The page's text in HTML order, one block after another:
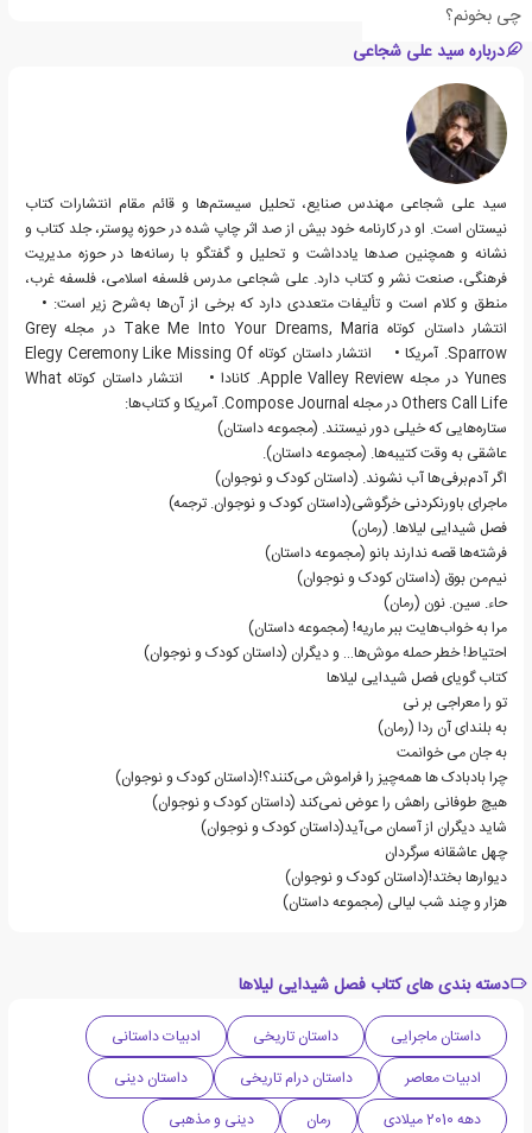
چی بخونم؟
درباره سید علی شجاعی
سید علی شجاعی مهندس صنایع، تحلیل سیستم‌ها و قائم مقام انتشارات کتاب
نیستان است. او در کارنامه‌ خود بیش از صد اثر چاپ شده در حوزه پوستر، جلد کتاب و
نشانه و همچنین صدها یادداشت و تحلیل و گفتگو با رسانه‌ها در حوزه مدیریت
فرهنگی،‌ صنعت نشر و کتاب دارد. علی شجاعی مدرس فلسفه اسلامی، فلسفه غرب،
منطق و کلام است و تألیفات متعددی دارد که برخی از آن‌ها به‌شرح زیر است: •
انتشار داستان کوتاه Take Me Into Your Dreams, Maria در مجله Grey
Sparrow. آمریکا • انتشار داستان کوتاه Elegy Ceremony Like Missing Of
Yunes در مجله Apple Valley Review. کانادا • انتشار داستان کوتاه What
Others Call Life در مجله Compose Journal. آمریکا و کتاب‌ها:
ستاره‌هایی که خیلی دور نیستند. (مجموعه داستان)
عاشقی به وقت کتیبه‌ها. (مجموعه داستان).
اگر آدم‌برفی‌ها آب نشوند. (داستان کودک و نوجوان)
ماجرای باورنکردنی خرگوشی(داستان کودک و نوجوان. ترجمه)
فصل شیدایی لیلاها. (رمان)
فرشته‌ها قصه ندارند بانو (مجموعه داستان)
نیم‌من بوق (داستان کودک و نوجوان)
حاء. سین. نون (رمان)
مرا به خواب‌هایت ببر ماریه! (مجموعه داستان)
احتیاط!‌ خطر حمله موش‌ها… و دیگران (داستان کودک و نوجوان)
کتاب گویای فصل شیدایی لیلاها
تو را معراجی بر نی
به بلندای آن ردا (رمان)
به جان می خوانمت
چرا بادبادک ها همه‌چیز را فراموش می‌کنند؟!(داستان کودک و نوجوان)
هیچ طوفانی راهش را عوض نمی‌کند (داستان کودک و نوجوان)
شاید دیگران از آسمان می‌آید(داستان کودک و نوجوان)
چهل عاشقانه سرگردان
دیوارها بختد!(داستان کودک و نوجوان)
هزار و چند شب لیالی (مجموعه داستان)
دسته بندی های کتاب فصل شیدایی لیلاها
داستان ماجرایی داستان تاریخی
ادبیات داستانی
ادبیات معاصر
داستان درام تاریخی
داستان دینی
دهه 2010 میلادی
رمان
دینی و مذهبی